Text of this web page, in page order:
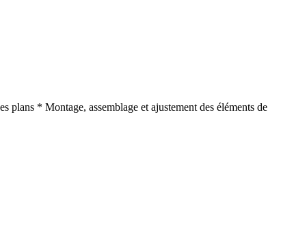
* Montage, assemblage et ajustement des éléments de